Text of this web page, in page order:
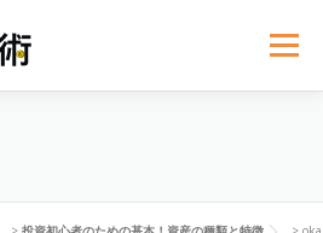
メニュー
投資法則と戦略